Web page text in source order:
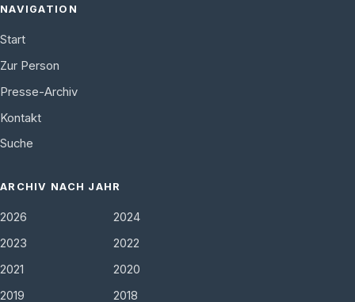
NAVIGATION
Start
Zur Person
Presse-Archiv
Kontakt
Suche
ARCHIV NACH JAHR
2026
2024
2023
2022
2021
2020
2019
2018